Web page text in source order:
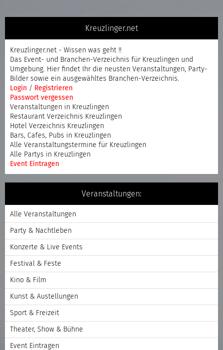
Kreuzlinger.net
Kreuzlinger.net - Wissen was geht !!
Das Event- und Branchen-Verzeichnis für Kreuzlingen und
Umgebung. Hier findet Ihr die neusten Veranstaltungen, Party-
Bilder sowie ein ausgewähltes Branchen-Verzeichnis.
Login / Registrieren
Passwort vergessen
Veranstaltungen in Kreuzlingen
Restaurant Verzeichnis Kreuzlingen
Hotel Verzeichnis Kreuzlingen
Bars, Cafes, Pubs in Kreuzlingen
Alle Veranstaltungstermine für Kreuzlingen
Alle Partys in Kreuzlingen
Event Eintragen
Veranstaltungen:
Alle Veranstaltungen
Party & Nachtleben
Konzerte & Live Events
Festival & Feste
Kino & Film
Kunst & Austellungen
Sport & Freizeit
Theater, Show & Bühne
Event Eintragen